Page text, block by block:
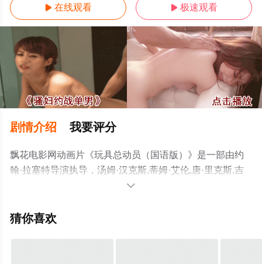
 在线观看  极速观看
剧情介绍 我要评分
飘花电影网动画片《玩具总动员（国语版）》是一部由约
翰·拉塞特导演执导，汤姆·汉克斯,蒂姆·艾伦,唐·里克斯,吉
姆·法尼,华莱士·肖恩,约翰·拉岑贝格,安妮·波茨,约翰·莫里斯,
影，大结局剧情已揭晓（1-1全集），手机免费观看高清未

猜你喜欢